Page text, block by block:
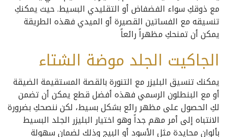
مع ذوقكِ سواء الفضفاض أو التقليدي البسيط. حيث يمكنكِ
تنسيقه مع الفساتين القصيرة أو الميدي فهذه الطريقة
يمكن أن تمنحكِ مظهراً رائعاً
الجاكيت الجلد موضة الشتاء
يمكنك تنسيق البليزر مع التنورة بالقصة المستقيمة الضيقة
أو مع البنطلون الرسمي فهذه أفضل قطع يمكن أن تضمن
لكِ الحصول على مظهر رائع بشكل بسيط، لكن ننصحكِ بضرورة
الانتباه إلى أمر مهم جداً وهو اختيار البليزر الجلد البسيط
بألوان محايدة مثل الأسود أو البيج وذلك لضمان سهولة